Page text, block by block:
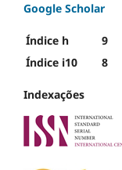
Google Scholar
Índice h 9
Índice i10
8
Indexações